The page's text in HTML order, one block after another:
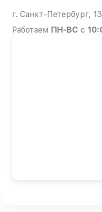
г. Санкт-Петербург,
Работаем ПН-ВС с